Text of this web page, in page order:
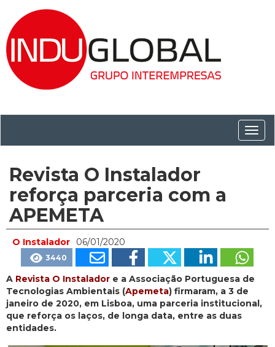
Revista O Instalador
reforça parceria com a
APEMETA
O Instalador 06/01/2020
3440
A Revista O Instalador e a Associação Portuguesa de
Tecnologias Ambientais (Apemeta) firmaram, a 3 de
janeiro de 2020, em Lisboa, uma parceria institucional,
que reforça os laços, de longa data, entre as duas
entidades.